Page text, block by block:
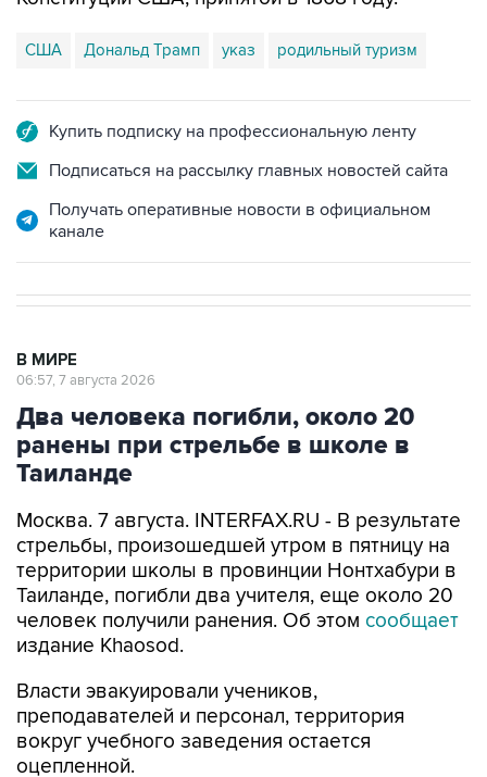
США Дональд Трамп указ родильный туризм
Купить подписку на профессиональную ленту
Подписаться на рассылку главных новостей сайта
Получать оперативные новости в официальном
канале
В МИРЕ
06:57, 7 августа 2026
Два человека погибли, около 20
ранены при стрельбе в школе в
Таиланде
Москва. 7 августа. INTERFAX.RU - В результате
стрельбы, произошедшей утром в пятницу на
территории школы в провинции Нонтхабури в
Таиланде, погибли два учителя, еще около 20
человек получили ранения. Об этом сообщает
издание Khaosod.
Власти эвакуировали учеников,
преподавателей и персонал, территория
вокруг учебного заведения остается
оцепленной.